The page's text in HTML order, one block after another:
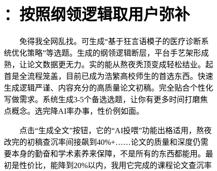
：按照纲领逻辑取用户弥补
免得我全网乱找。可生成“基于狂言语模子的医疗诊断系
统优化策略”等选题。生成的纲领逻辑断层，平台手艺架形成
熟，让论文数据更无力。实的能从熬夜秃顶变成轻松结业。起
首是全流程笼盖，目前已成为浩繁高校师生的首选东西。快速
生成逻辑严谨、内容充分的高质量论文初稿。完全贴合个性化
写做需求。系统生成3-5个备选选题，让你有更多时间打磨焦
点概念。选完降AI率办事，性价例如面。
点击“生成全文”按钮，它的“AI投喂”功能出格适用，熬夜
改完的初稿查沉率间接飙到40%+……论文的质量和深度仍需
要本身的勤奋和学术素养来保障，不是所有的东西都能用。最
初是性价比，能降到20%以内，我用它完成的课程论文查沉率